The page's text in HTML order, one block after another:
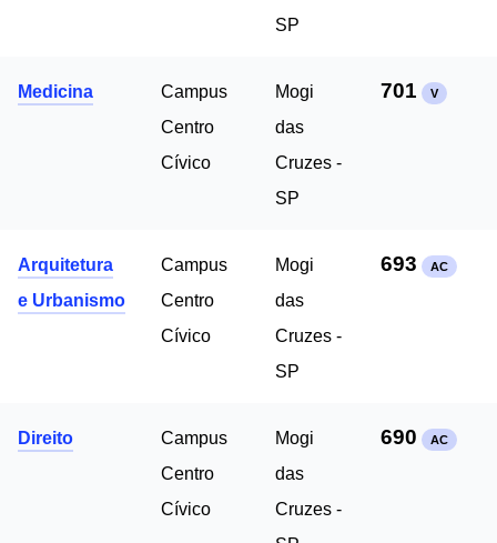
SP
Medicina
Campus
Centro
Cívico
Mogi
das
Cruzes -
SP
701 V
Arquitetura
e Urbanismo
Campus
Centro
Cívico
Mogi
das
Cruzes -
SP
693 AC
Direito
Campus
Centro
Cívico
Mogi
das
Cruzes -
690 AC